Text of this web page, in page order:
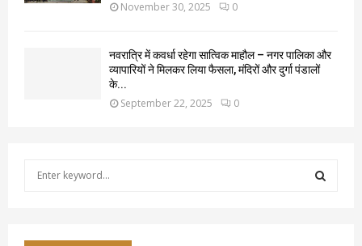
November 30, 2025 0
नवरात्रि में कवर्धा रहेगा सात्विक माहौल – नगर पालिका और
व्यापारियों ने मिलकर लिया फैसला, मंदिरों और दुर्गा पंडालों
के...
September 22, 2025 0